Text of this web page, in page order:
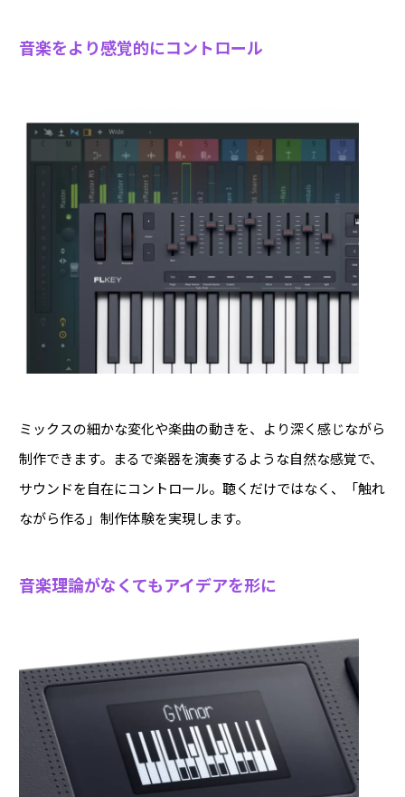
音楽をより感覚的にコントロール
ミックスの細かな変化や楽曲の動きを、より深く感じながら
制作できます。まるで楽器を演奏するような自然な感覚で、
サウンドを自在にコントロール。聴くだけではなく、「触れ
ながら作る」制作体験を実現します。
音楽理論がなくてもアイデアを形に